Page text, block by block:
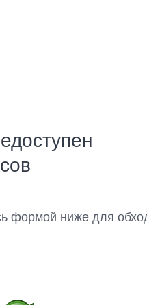
формой ниже для